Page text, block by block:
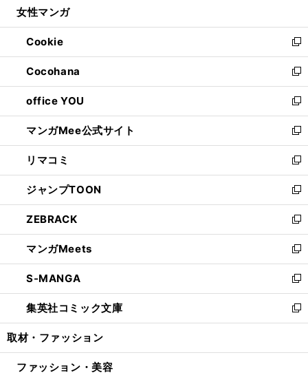
開
く
ウ
で
開
く
ン
ド
ウ
で
開
く
ウ
ィ
ン
ド
ウ
で
開
く
女性マンガ
Cookie
新
し
い
ウ
ィ
ン
ド
ウ
で
開
く
Cocohana
新
し
い
ウ
ィ
ン
ド
ウ
で
開
く
office YOU
新
し
い
ウ
ィ
ン
ド
ウ
で
開
く
マンガMee公式サイト
新
し
い
ウ
ィ
ン
ド
ウ
で
開
く
リマコミ
新
し
い
ウ
ィ
ン
ド
ウ
で
開
く
ジャンプTOON
新
し
い
ウ
ィ
ン
ド
ウ
で
開
ZEBRACK
新
し
い
ウ
ィ
ン
ド
ウ
開
マンガMeets
新
し
い
ウ
ィ
ン
ウ
S-MANGA
新
し
い
ウ
ン
集英社コミック文庫
新
し
ウ
取材・ファッション
ファッション・美容